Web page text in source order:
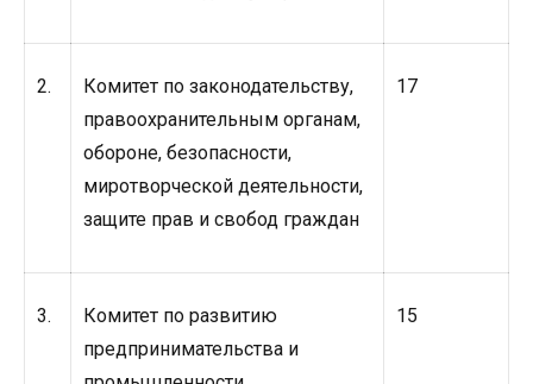
2.
Комитет по законодательству,
правоохранительным органам,
обороне, безопасности,
миротворческой деятельности,
защите прав и свобод граждан
17
3.
Комитет по развитию
предпринимательства и
15